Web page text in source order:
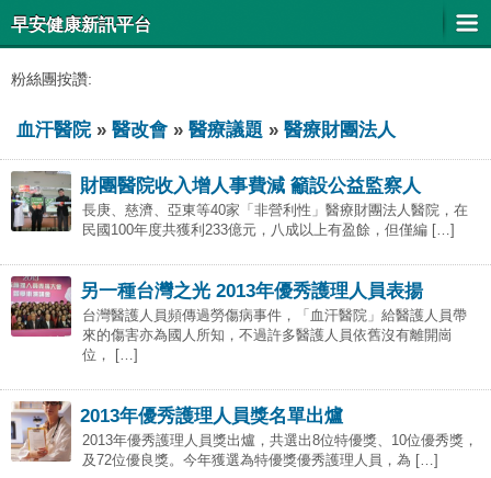
早安健康新訊平台
粉絲團按讚:
血汗醫院» 醫改會 » 醫療議題 » 醫療財團法人
財團醫院收入增人事費減 籲設公益監察人
長庚、慈濟、亞東等40家「非營利性」醫療財團法人醫院，在
民國100年度共獲利233億元，八成以上有盈餘，但僅編 […]
另一種台灣之光 2013年優秀護理人員表揚
台灣醫護人員頻傳過勞傷病事件，「血汗醫院」給醫護人員帶
來的傷害亦為國人所知，不過許多醫護人員依舊沒有離開崗
位， […]
2013年優秀護理人員獎名單出爐
2013年優秀護理人員獎出爐，共選出8位特優獎、10位優秀獎，
及72位優良獎。今年獲選為特優獎優秀護理人員，為 […]